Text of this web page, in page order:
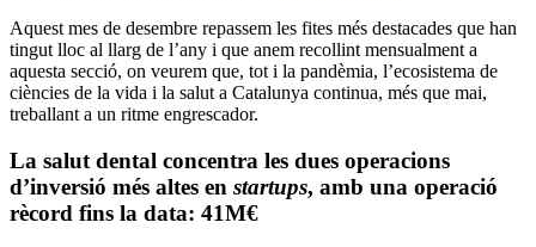
Aquest mes de desembre repassem les fites més destacades que han
tingut lloc al llarg de l’any i que anem recollint mensualment a
aquesta secció, on veurem que, tot i la pandèmia, l’ecosistema de
ciències de la vida i la salut a Catalunya continua, més que mai,
treballant a un ritme engrescador.
La salut dental concentra les dues operacions
d’inversió més altes en startups, amb una operació
rècord fins la data: 41M€